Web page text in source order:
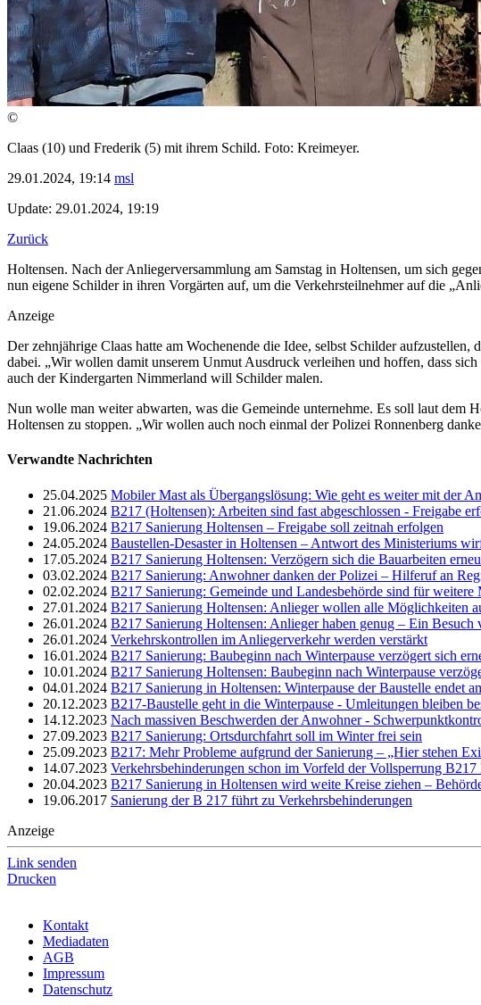
©
Claas (10) und Frederik (5) mit ihrem Schild. Foto: Kreimeyer.
29.01.2024, 19:14 msl
Update: 29.01.2024, 19:19
Zurück
Holtensen. Nach der Anliegerversammlung am Samstag in Holtensen, um sich
nun eigene Schilder in ihren Vorgärten auf, um die Verkehrsteilnehmer auf die
Anzeige
Der zehnjährige Claas hatte am Wochenende die Idee, selbst Schilder
dabei. „Wir wollen damit unserem Unmut Ausdruck verleihen und hoffen, dass
auch der Kindergarten Nimmerland will Schilder malen.
Nun wolle man weiter abwarten, was die Gemeinde unternehme. Es soll laut dem
Holtensen zu stoppen. „Wir wollen auch noch einmal der Polizei Ronnenberg
Verwandte Nachrichten
25.04.2025 Mobiler Mast als Übergangslösung: Wie geht es weiter mit der
21.06.2024 B217 (Holtensen): Arbeiten sind fast abgeschlossen - Freigabe
19.06.2024 B217 Sanierung Holtensen – Freigabe soll zeitnah erfolgen
24.05.2024 Baustellen-Desaster in Holtensen – Antwort des Ministeriums
17.05.2024 B217 Sanierung Holtensen: Verzögern sich die Bauarbeiten
03.02.2024 B217 Sanierung: Anwohner danken der Polizei – Hilferuf an
02.02.2024 B217 Sanierung: Gemeinde und Landesbehörde sind für weitere
27.01.2024 B217 Sanierung Holtensen: Anlieger wollen alle Möglichkeiten
26.01.2024 B217 Sanierung Holtensen: Anlieger haben genug – Ein Besuch
26.01.2024 Verkehrskontrollen im Anliegerverkehr werden verstärkt
16.01.2024 B217 Sanierung: Baubeginn nach Winterpause verzögert sich
10.01.2024 B217 Sanierung Holtensen: Baubeginn nach Winterpause
04.01.2024 B217 Sanierung in Holtensen: Winterpause der Baustelle endet
20.12.2023 B217-Baustelle geht in die Winterpause - Umleitungen bleiben
14.12.2023 Nach massiven Beschwerden der Anwohner -
27.09.2023 B217 Sanierung: Ortsdurchfahrt soll im Winter frei sein
25.09.2023 B217: Mehr Probleme aufgrund der Sanierung – „Hier stehen
14.07.2023 Verkehrsbehinderungen schon im Vorfeld der Vollsperrung B217
20.04.2023 B217 Sanierung in Holtensen wird weite Kreise ziehen –
19.06.2017 Sanierung der B 217 führt zu Verkehrsbehinderungen
Anzeige
Link senden
Drucken
Kontakt
Mediadaten
AGB
Impressum
Datenschutz